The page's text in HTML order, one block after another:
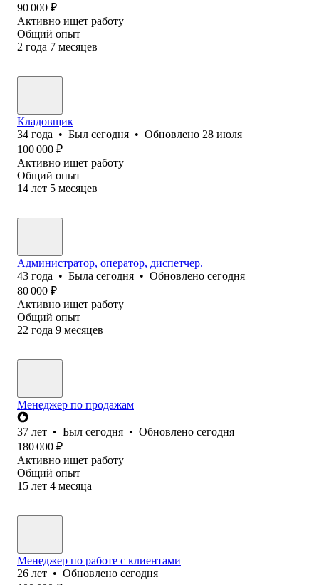
90 000 ₽
Активно ищет работу
Общий опыт
2 года 7 месяцев
Кладовщик
34 года • Был сегодня • Обновлено 28 июля
100 000 ₽
Активно ищет работу
Общий опыт
14 лет 5 месяцев
Администратор, оператор, диспетчер.
43 года • Была сегодня • Обновлено сегодня
80 000 ₽
Активно ищет работу
Общий опыт
22 года 9 месяцев
Менеджер по продажам
37 лет • Был сегодня • Обновлено сегодня
180 000 ₽
Активно ищет работу
Общий опыт
15 лет 4 месяца
Менеджер по работе с клиентами
26 лет • Обновлено сегодня